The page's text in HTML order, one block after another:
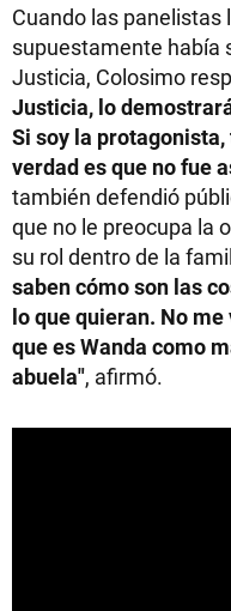
Cuando las
supuestamente había
Justicia, Colosimo
Justicia, lo
Si soy la
verdad es que no fue
también defendió
que no le preocupa la
su rol dentro de la
saben cómo son las
lo que quieran. No
que es Wanda como
abuela", afirmó.